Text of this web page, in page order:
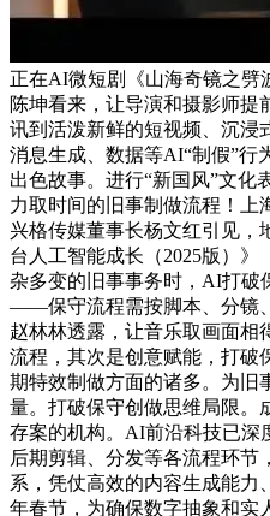
正在AI微短剧《山海奇镜之劈
陈坤看来，让导演和摄影师提
讯到活泼新鲜的短视频、沉浸
消息生成、数据等AI“制假”行
出色故事。进行“新国风”文化
力取时间的旧事制做流程！上
兴格传媒董事长杨文红引见，
台人工智能成长（2025版）》
杂多变的旧事事务时，AI打破
——保守流程需按脚本、分镜
赵林林透露，让音乐取画面相
流程，其次是创意赋能，打破
期特效制做方面的诸多。为旧
量。打破保守创做思维局限。
存案的机构。AI前沿科技已深
后期剪辑、分发等各流程环节
系，凭仗高效的内容生成能力
年春节，为确保数字抽象和实